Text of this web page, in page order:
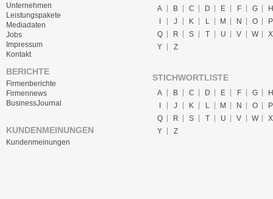
Unternehmen
Leistungspakete
Mediadaten
Jobs
Impressum
Kontakt
BERICHTE
Firmenberichte
Firmennews
BusinessJournal
KUNDENMEINUNGEN
Kundenmeinungen
A B C D E F G
H
I
J K L M N O
P
Q
R S T U V W
X
Y
Z
STICHWORTLISTE
A B C D E F G
H
J K L M N O
P
Q
R S T U V W
X
Y
Z